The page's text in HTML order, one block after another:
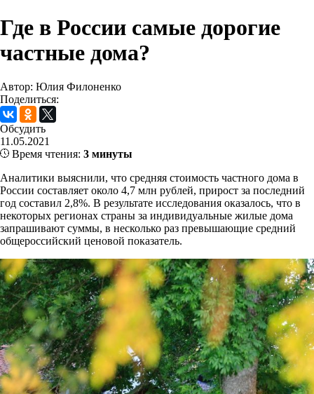
Где в России самые дорогие
частные дома?
Автор: Юлия Филоненко
Поделиться:
Обсудить
11.05.2021
Время чтения: 3 минуты
Аналитики выяснили, что средняя стоимость частного дома в
России составляет около 4,7 млн рублей, прирост за последний
год составил 2,8%. В результате исследования оказалось, что в
некоторых регионах страны за индивидуальные жилые дома
запрашивают суммы, в несколько раз превышающие средний
общероссийский ценовой показатель.